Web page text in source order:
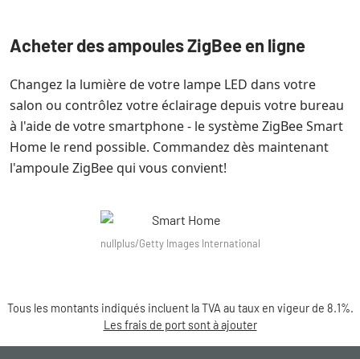
Acheter des ampoules ZigBee en ligne
Changez la lumière de votre lampe LED dans votre
salon ou contrôlez votre éclairage depuis votre bureau
à l'aide de votre smartphone - le système ZigBee Smart
Home le rend possible. Commandez dès maintenant
l'ampoule ZigBee qui vous convient!
nullplus/Getty Images International
Tous les montants indiqués incluent la TVA au taux en vigeur de 8.1%.
Les frais de port sont à ajouter